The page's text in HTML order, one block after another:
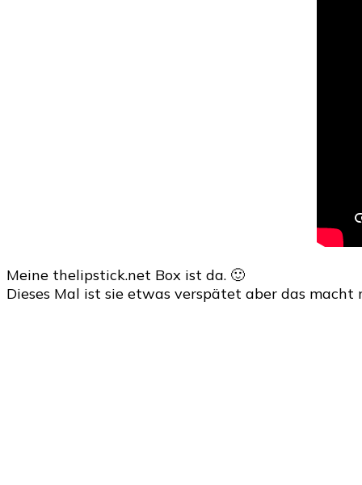
Meine thelipstick.net Box ist da. 🙂
Dieses Mal ist sie etwas verspätet aber das